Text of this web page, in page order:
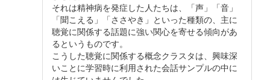
それは精神病を発症した人たちは、「声」「音」
「聞こえる」「ささやき」といった種類の、主に
聴覚に関係する話題に強い関心を寄せる傾向があ
るというものです。
こうした聴覚に関係する概念クラスタは、興味深
いことに学習時に利用された会話サンプルの中に